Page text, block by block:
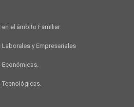
el ámbito Familiar.
y Empresariales
Económicas.
Tecnológicas.